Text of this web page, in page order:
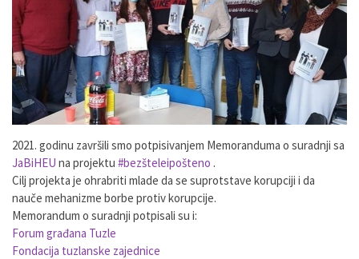
2021. godinu završili smo potpisivanjem Memoranduma o suradnji sa
JaBiHEU na projektu #bezšteleipošteno .
Cilj projekta je ohrabriti mlade da se suprotstave korupciji i da
nauče mehanizme borbe protiv korupcije.
Memorandum o suradnji potpisali su i:
Forum građana Tuzle
Fondacija tuzlanske zajednice